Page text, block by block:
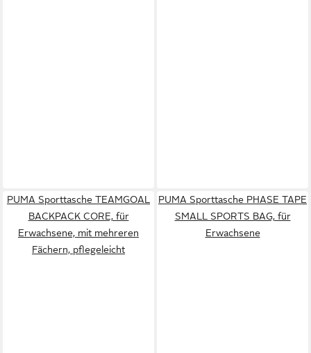
PUMA Sporttasche TEAMGOAL
BACKPACK CORE, für
Erwachsene, mit mehreren
Fächern, pflegeleicht
PUMA Sporttasche PHASE TAPE
SMALL SPORTS BAG, für
Erwachsene